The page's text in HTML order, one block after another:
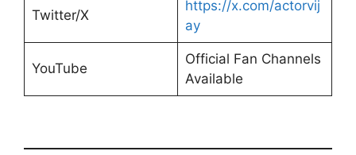
Twitter/X
https://x.com/actorvij
ay
YouTube
Official Fan Channels
Available